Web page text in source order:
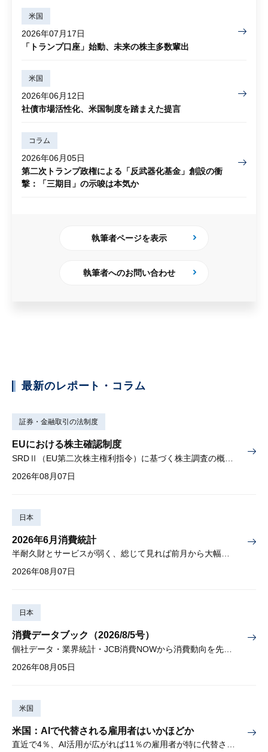
米国
2026年07月17日
「トランプ口座」始動、未来の株主多数輩出
米国
2026年06月12日
社債市場活性化、米国制度を踏まえた提言
コラム
2026年06月05日
第二次トランプ政権による「反武器化基金」創設の衝
撃：「三期目」の示唆は本気か
執筆者ページを表示
執筆者へのお問い合わせ
最新のレポート・コラム
証券・金融取引の法制度
EUにおける株主確認制度
2026年08月07日
日本
2026年6月消費統計
半耐久財とサービスが弱く、総じて見れば前月から大幅に減少
2026年08月07日
日本
消費データブック（2026/8/5号）
2026年08月05日
米国
米国：AIで代替される雇用者はいかほどか
直近で4％、AI活用が広がれば11％の雇用者が特に代替されやすい